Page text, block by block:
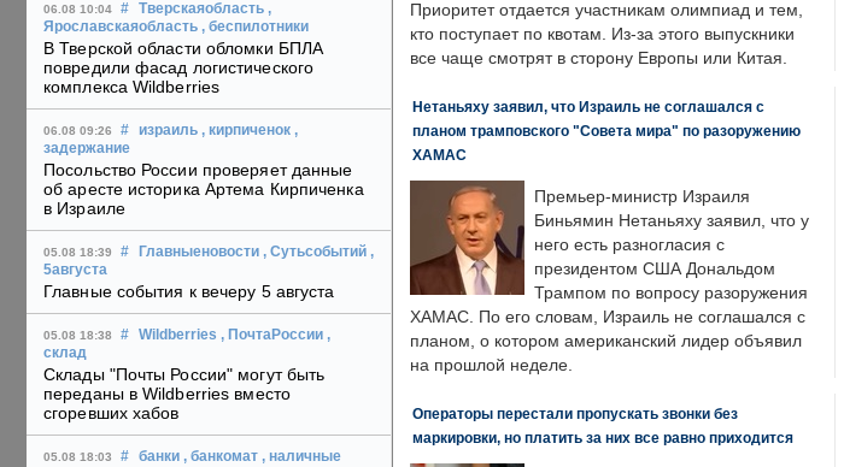
06.08 10:04 # Тверскаяобласть ,
Ярославскаяобласть , беспилотники
В Тверской области обломки БПЛА
повредили фасад логистического
комплекса Wildberries
06.08 09:26 # израиль , кирпиченок ,
задержание
Посольство России проверяет данные
об аресте историка Артема Кирпиченка
в Израиле
05.08 18:39 # Главныеновости , Сутьсобытий ,
5августа
Главные события к вечеру 5 августа
05.08 18:38 # Wildberries , ПочтаРоссии ,
склад
Склады "Почты России" могут быть
переданы в Wildberries вместо
сгоревших хабов
05.08 18:03 # банки , банкомат , наличные
Приоритет отдается участникам олимпиад и тем,
кто поступает по квотам. Из-за этого выпускники
все чаще смотрят в сторону Европы или Китая.
Нетаньяху заявил, что Израиль не соглашался с
планом трамповского "Совета мира" по разоружению
ХАМАС
Премьер-министр Израиля
Биньямин Нетаньяху заявил, что у
него есть разногласия с
президентом США Дональдом
Трампом по вопросу разоружения
ХАМАС. По его словам, Израиль не соглашался с
планом, о котором американский лидер объявил
на прошлой неделе.
Операторы перестали пропускать звонки без
маркировки, но платить за них все равно приходится